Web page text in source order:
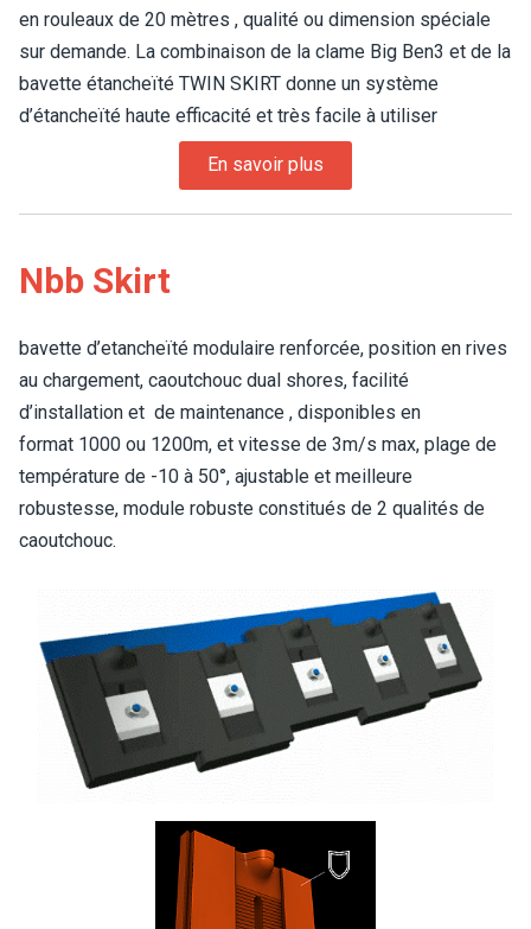
en rouleaux de 20 mètres , qualité ou dimension spéciale
sur demande. La combinaison de la clame Big Ben3 et de la
bavette étancheïté TWIN SKIRT donne un système
d’étancheïté haute efficacité et très facile à utiliser
Nbb Skirt
bavette d’etancheïté modulaire renforcée, position en rives
au chargement, caoutchouc dual shores, facilité
d’installation et de maintenance , disponibles en
format 1000 ou 1200m, et vitesse de 3m/s max, plage de
température de -10 à 50°, ajustable et meilleure
robustesse, module robuste constitués de 2 qualités de
caoutchouc.